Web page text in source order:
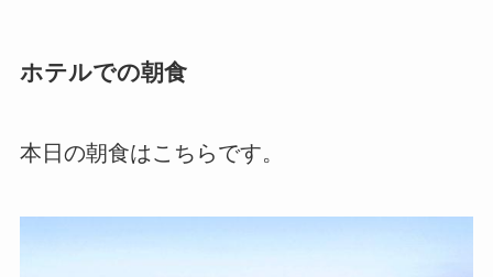
ホテルでの朝食
本日の朝食はこちらです。